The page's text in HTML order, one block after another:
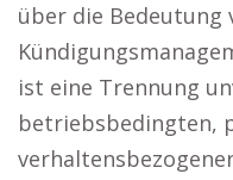
über die Bedeutung
ist eine Trennung
betriebsbedingten,